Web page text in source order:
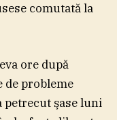
comutată la
ore după
de probleme
petrecut şase luni